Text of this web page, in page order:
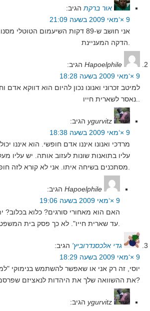
אור ברקת הגיב:
9 ×‘מאי 2009 בשעה 21:09
אני חושב ש-89 דקות השיעמום
Hapoelphile הגיב:
9 ×‘מאי 2009 בשעה 18:28
למיטב זכרוני ואנונו נכון להיום הוא דווקא
ygurvitz הגיב:
9 ×‘מאי 2009 בשעה 18:38
מרדכי ואנונו איננו אדם חופשי. הוא איננו
עליו בתואנות שונות לעזוב אותה. יש עליו
Hapoelphile הגיב:
9 ×‘מאי 2009 בשעה 19:06
האם הוא מאחורי סורגים? כלוא בכלוב?
גדי אלכסנדרוביץ' הגיב:
9 ×‘מאי 2009 בשעה 18:29
יוסי, זה רק אני או שאפשר להשתמש בנימוקי
את ההשוואה שלך את היהדות לנאציזם שפרסמת לא מזמן?
ygurvitz הגיב: